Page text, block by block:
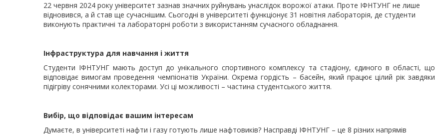
22 червня 2024 року університет зазнав значних руйнувань унаслідок ворожої атаки. Проте ІФНТУНГ не лише
відновився, а й став ще сучаснішим. Сьогодні в університеті функціонує 31 новітня лабораторія, де студенти
виконують практичні та лабораторні роботи з використанням сучасного обладнання.
Інфраструктура для навчання і життя
Студенти ІФНТУНГ мають доступ до унікального спортивного комплексу та стадіону, єдиного в області, що
відповідає вимогам проведення чемпіонатів України. Окрема гордість – басейн, який працює цілий рік завдяки
підігріву сонячними колекторами. Усі ці можливості – частина студентського життя.
Вибір, що відповідає вашим інтересам
Думаєте, в університеті нафти і газу готують лише нафтовиків? Насправді ІФНТУНГ – це 8 різних напрямів